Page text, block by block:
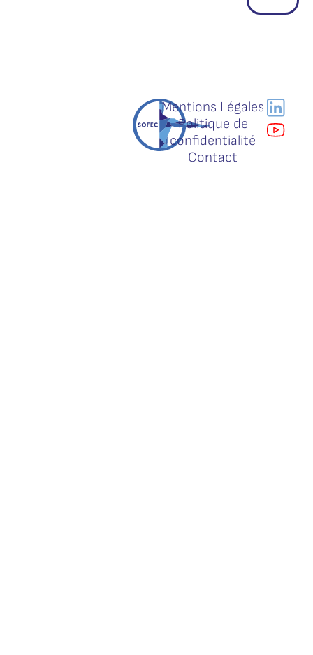
Mentions Légales
Politique de
confidentialité
Contact